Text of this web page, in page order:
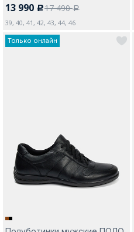
13 990 c17 490a
39, 40, 41, 42, 43, 44, 46
Только онлайн